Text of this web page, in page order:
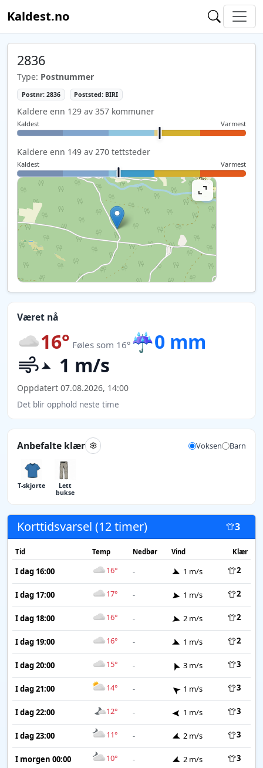
Kaldest.no
2836
Type: Postnummer
Postnr: 2836 Poststed: BIRI
Kaldere enn 129 av 357 kommuner
Kaldest Varmest
Kaldere enn 149 av 270 tettsteder
Kaldest Varmest
Været nå
16° Føles som 16° ☔0 mm
1 m/s
Oppdatert 07.08.2026, 14:00
Det blir opphold neste time
Anbefalte klær Voksen Barn
T-skjorte
Lett
bukse
Korttidsvarsel (12 timer) 3
Tid Temp Nedbør Vind Klær
I dag 16:00 16° - 1 m/s 2
I dag 17:00 17° - 1 m/s 2
I dag 18:00 16° - 2 m/s 2
I dag 19:00 16° - 1 m/s 2
I dag 20:00 15° - 3 m/s 3
I dag 21:00 14° - 1 m/s 3
I dag 22:00 12° - 1 m/s 3
I dag 23:00 11° - 2 m/s 3
I morgen 00:00 10° - 2 m/s 3